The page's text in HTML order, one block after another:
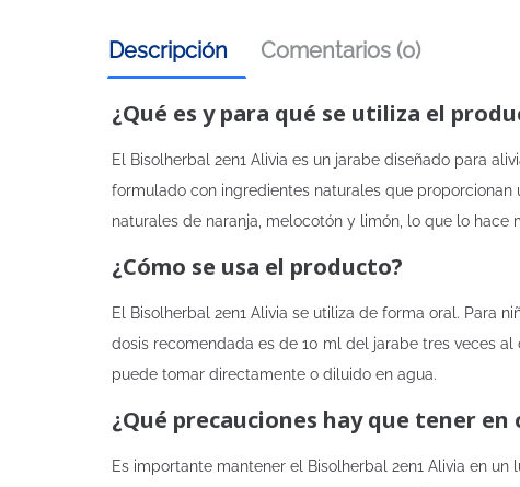
Descripción Comentarios (0)
¿Qué es y para qué se utiliza el
El Bisolherbal 2en1 Alivia es un jarabe diseñado para
formulado con ingredientes naturales que
naturales de naranja, melocotón y limón, lo que lo hace
¿Cómo se usa el producto?
El Bisolherbal 2en1 Alivia se utiliza de forma oral. Para
dosis recomendada es de 10 ml del jarabe tres veces
puede tomar directamente o diluido en agua.
¿Qué precauciones hay que tener en
Es importante mantener el Bisolherbal 2en1 Alivia en